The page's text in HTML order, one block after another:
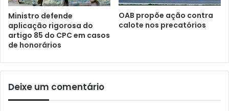
Ministro defende
aplicação rigorosa do
artigo 85 do CPC em casos
de honorários
OAB propõe ação contra
calote nos precatórios
Deixe um comentário